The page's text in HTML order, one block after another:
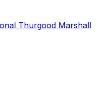
Thurgood Marshall